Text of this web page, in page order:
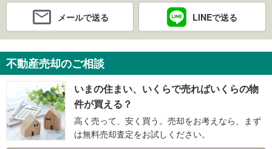
メールで送る LINEで送る
不動産売却のご相談
いまの住まい、いくらで売ればいくらの物
件が買える？
高く売って、安く買う。売却をお考えなら、まず
は無料売却査定をお試しください。